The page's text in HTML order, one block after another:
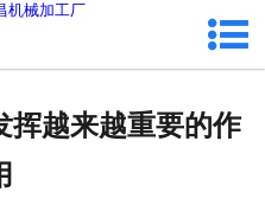
挥越来越重要的作